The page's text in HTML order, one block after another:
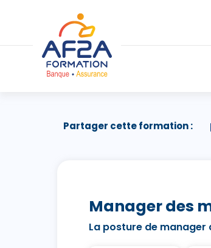
Partager cette formation :
Manager des
La posture de